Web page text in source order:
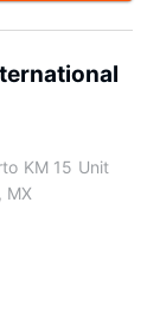
KM 15 Unit
MX